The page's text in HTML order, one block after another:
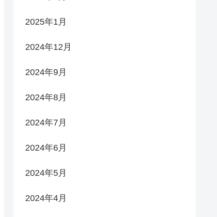
2025年1月
2024年12月
2024年9月
2024年8月
2024年7月
2024年6月
2024年5月
2024年4月